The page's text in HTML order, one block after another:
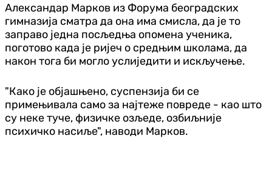
Александар Марков из Форума београдских
гимназија сматра да она има смисла, да је то
заправо једна посљедња опомена ученика,
поготово када је ријеч о средњим школама, да
након тога би могло услиједити и искључење.
"Како је објашњено, суспензија би се
примењивала само за најтеже повреде - као што
су неке туче, физичке озљеде, озбиљније
психичко насиље", наводи Марков.